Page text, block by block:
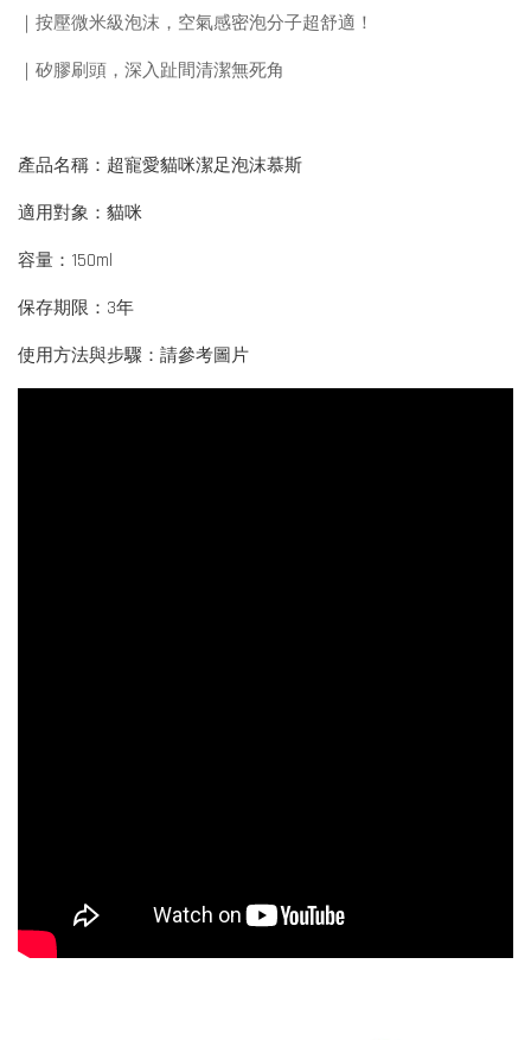
｜按壓微米級泡沫，空氣感密泡分子超舒適！
｜矽膠刷頭，深入趾間清潔無死角
產品名稱：超寵愛貓咪潔足泡沫慕斯
適用對象：貓咪
容量：150ml
保存期限：3年
使用方法與步驟：請參考圖片